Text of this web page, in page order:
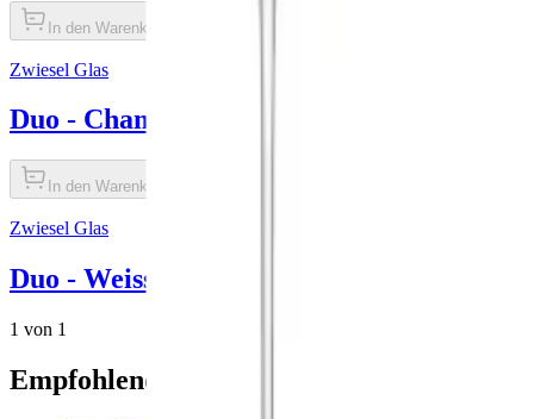
In den Warenkorb legen
Zwiesel Glas
Duo - Champagne (2 Stück.)
In den Warenkorb legen
Zwiesel Glas
Duo - Weisswein (2 Stück.)
1 von 1
Empfohlene Kategorien